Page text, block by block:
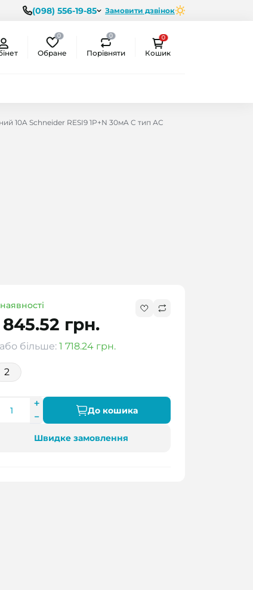
(098) 556-19-85 Замовити дзвінок
0
Обране
0
Порівняти
0
Кошик
10A Schneider RESI9 1P+N 30мA C тип АC
845.52 грн.
більше: 1 718.24 грн.
2
До кошика
Швидке замовлення